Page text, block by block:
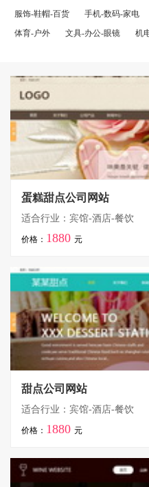
服饰-鞋帽-百货
手机-数码-家电
体育-户外
文具-办公-眼镜 机
蛋糕甜点公司网站
适合行业：宾馆-酒店-餐饮
价格： 1880 元
甜点公司网站
适合行业：宾馆-酒店-餐饮
价格： 1880 元